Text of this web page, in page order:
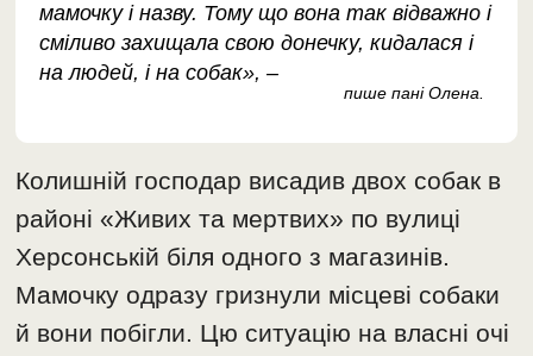
мамочку і назву. Тому що вона так відважно і
сміливо захищала свою донечку, кидалася і
на людей, і на собак», –
пише пані Олена.
Колишній господар висадив двох собак в
районі «Живих та мертвих» по вулиці
Херсонській біля одного з магазинів.
Мамочку одразу гризнули місцеві собаки
й вони побігли. Цю ситуацію на власні очі